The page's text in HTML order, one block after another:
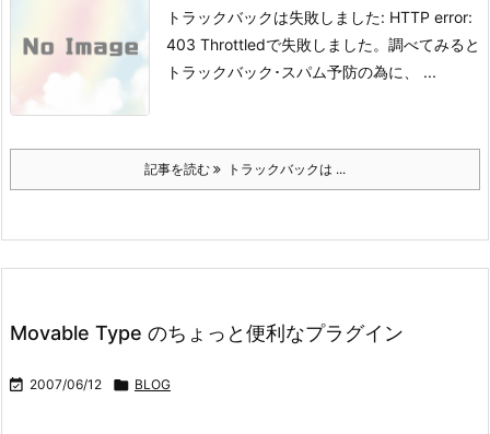
トラックバックは失敗しました: HTTP error:
403 Throttledで失敗しました。 調べてみると
トラックバック･スパム予防の為に、 ...
記事を読む トラックバックは ...
Movable Type のちょっと便利なプラグイン
 2007/06/12  BLOG